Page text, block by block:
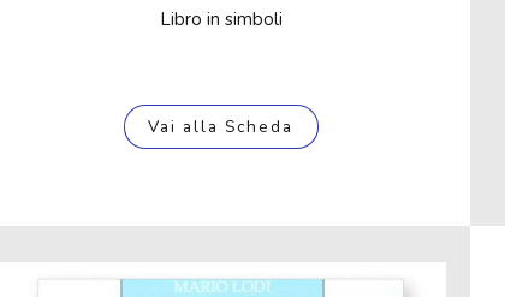
Libro in simboli
Vai alla Scheda